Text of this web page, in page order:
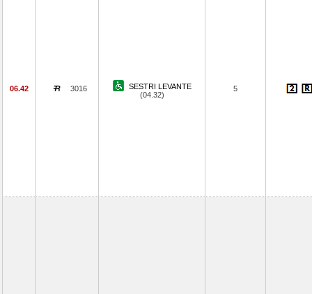
06.42 3016
SESTRI LEVANTE
(04.32)
5